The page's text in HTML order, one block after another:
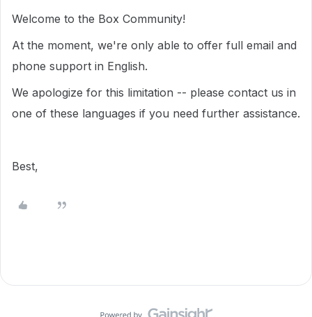
Welcome to the Box Community!
At the moment, we're only able to offer full email and
phone support in English.
We apologize for this limitation -- please contact us in
one of these languages if you need further assistance.
Best,